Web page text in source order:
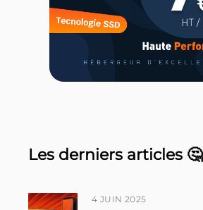
Les derniers articles 🤔
4 JUIN 2025